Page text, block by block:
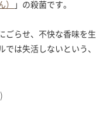
） 」の殺菌です。
ごらせ、不快な香味を生
は失活しないという、